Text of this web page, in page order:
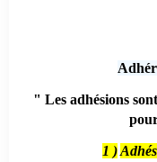
" Les adhésions
1 )